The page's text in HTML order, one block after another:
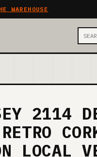
WAREHOUSE
2114
LOCAL